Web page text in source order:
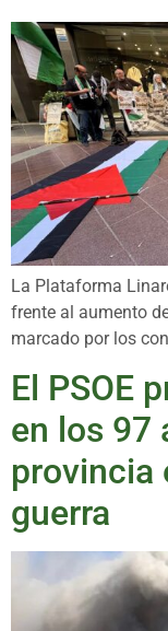
La Plataforma
frente al aumento
marcado por los
El PSOE
en los 97
provincia
guerra